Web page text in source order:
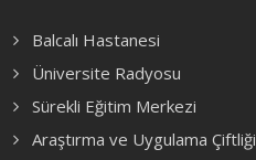
Balcalı Hastanesi
Üniversite Radyosu
Sürekli Eğitim Merkezi
Araştırma ve Uygulama Çiftliği